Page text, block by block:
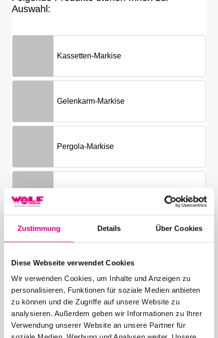
Zustimmung Details Über Cookies
Diese Webseite verwendet Cookies
Wir verwenden Cookies, um Inhalte und Anzeigen zu
personalisieren, Funktionen für soziale Medien anbieten
zu können und die Zugriffe auf unsere Website zu
analysieren. Außerdem geben wir Informationen zu Ihrer
Verwendung unserer Website an unsere Partner für